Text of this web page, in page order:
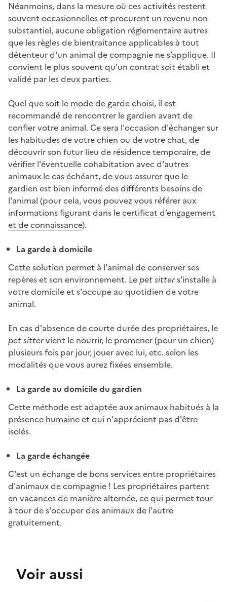
Néanmoins, dans la mesure où ces activités restent
souvent occasionnelles et procurent un revenu non
substantiel, aucune obligation réglementaire autres
que les règles de bientraitance applicables à tout
détenteur d'un animal de compagnie ne s’applique. Il
convient le plus souvent qu'un contrat soit établi et
validé par les deux parties.
Quel que soit le mode de garde choisi, il est
recommandé de rencontrer le gardien avant de
confier votre animal. Ce sera l'occasion d'échanger sur
les habitudes de votre chien ou de votre chat, de
découvrir son futur lieu de résidence temporaire, de
vérifier l'éventuelle cohabitation avec d'autres
animaux le cas échéant, de vous assurer que le
gardien est bien informé des différents besoins de
l'animal (pour cela, vous pouvez vous référer aux
informations figurant dans lecertificat d’engagement
et de connaissance).
La garde à domicile
Cette solution permet à l'animal de conserver ses
repères et son environnement. Lepet sitters'installe à
votre domicile et s'occupe au quotidien de votre
animal.
En cas d'absence de courte durée des propriétaires, le
pet sittervient le nourrir, le promener (pour un chien)
plusieurs fois par jour, jouer avec lui, etc. selon les
modalités que vous aurez fixées ensemble.
La garde au domicile du gardien
Cette méthode est adaptée aux animaux habitués à la
présence humaine et qui n'apprécient pas d'être
isolés.
La garde échangée
C'est un échange de bons services entre propriétaires
d'animaux de compagnie ! Les propriétaires partent
en vacances de manière alternée, ce qui permet tour
à tour de s'occuper des animaux de l'autre
gratuitement.
Voir aussi